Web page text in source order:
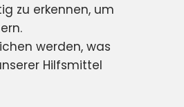
zu erkennen, um
werden, was
Hilfsmittel